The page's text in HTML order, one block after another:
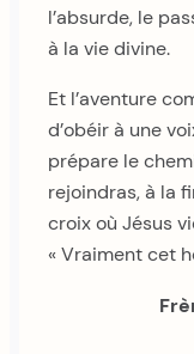
l’absurde, le
à la vie divine.
Et l’aventure
d’obéir à une
prépare le
rejoindras, à la
croix où Jésus
« Vraiment cet